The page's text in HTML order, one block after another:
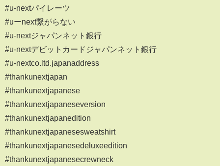
#u-nextパイレーツ
#uーnext繋がらない
#u-nextジャパンネット銀行
#u-nextデビットカードジャパンネット銀行
#u-nextco.ltd.japanaddress
#thankunextjapan
#thankunextjapanese
#thankunextjapaneseversion
#thankunextjapanedition
#thankunextjapanesesweatshirt
#thankunextjapanesedeluxeedition
#thankunextjapanesecrewneck